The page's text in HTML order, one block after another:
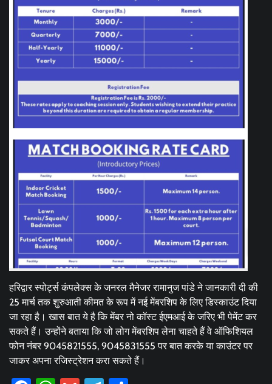
हरिद्वार स्पोर्ट्स कंपलेक्स के जनरल मैनेजर रामानुज पांडे ने जानकारी दी की
25 मार्च तक शुरुआती कीमत के रूप में नई मेंबरशिप के लिए डिस्काउंट दिया
जा रहा है। खास बात ये है कि मेंबर नो कॉस्ट ईएमआई के जरिए भी पेमेंट कर
सकते हैं। उन्होंने बताया कि जो लोग मेंबरशिप लेना चाहते हैं वे ऑफिशियल
फोन नंबर 9045821555, 9045831555 पर बात करके या काउंटर पर
जाकर अपना रजिस्ट्रेशन करा सकते हैं।